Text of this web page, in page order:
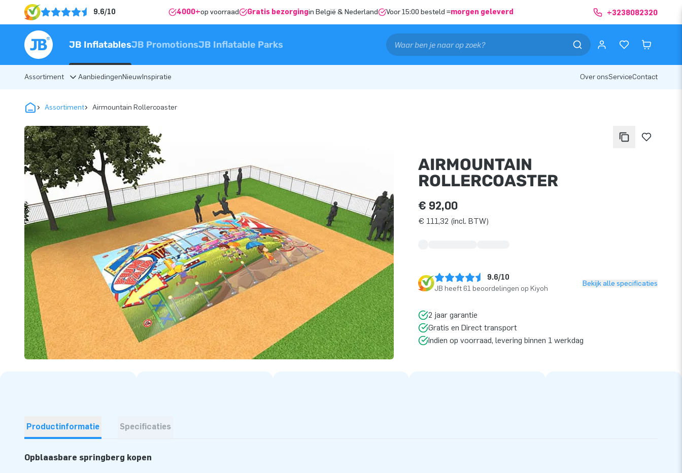
9.6/10 4000+op voorraad Gratis bezorgingin België & Nederland Voor 15:00 besteld =morgen geleverd +3238082320
JB InflatablesJB PromotionsJB Inflatable Parks
Assortiment AanbiedingenNieuwInspiratie Over onsServiceContact
Assortiment Airmountain Rollercoaster
AIRMOUNTAIN
ROLLERCOASTER
€ 92,00
€ 111,32 (incl. BTW)
9.6/10
JB heeft 61 beoordelingen op Kiyoh
Bekijk alle specificaties
2 jaar garantie
Gratis en Direct transport
Indien op voorraad, levering binnen 1 werkdag
Productinformatie Specificaties
Opblaasbare springberg kopen